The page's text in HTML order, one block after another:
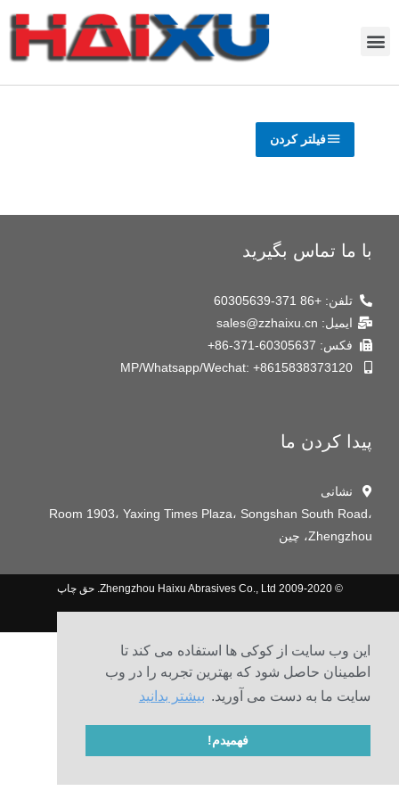
این وب سایت از کوکی ها استفاده می کند تا
اطمینان حاصل شود که بهترین تجربه را در وب
سایت ما به دست می آورید. بیشتر بدانید
فهمیدم!
فیلتر کردن
با ما تماس بگیرید
تلفن: +86 371-60305639
ایمیل: sales@zzhaixu.cn
فکس: 60305637-371-86+
MP/Whatsapp/Wechat: +8615838373120
پیدا کردن ما
نشانی
Room 1903، Yaxing Times Plaza، Songshan South Road،
Zhengzhou، چین
© 2009-2020 Zhengzhou Haixu Abrasives Co., Ltd. حق چاپ